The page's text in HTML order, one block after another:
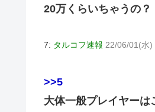
20万くらいちゃうの？
7: タルコフ速報 22/06/01(水
>>5
大体一般プレイヤーは